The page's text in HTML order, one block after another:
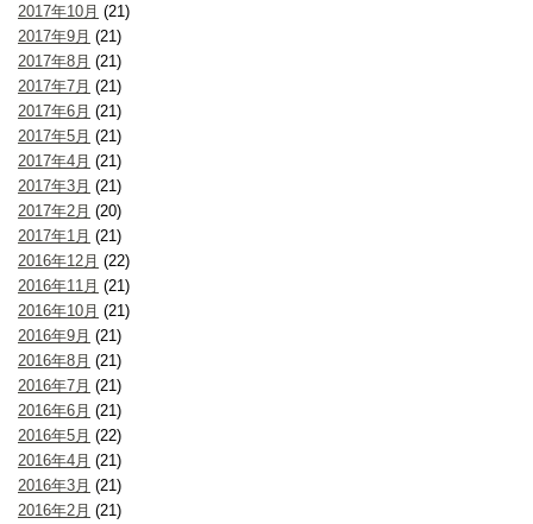
2017年10月 (21)
2017年9月 (21)
2017年8月 (21)
2017年7月 (21)
2017年6月 (21)
2017年5月 (21)
2017年4月 (21)
2017年3月 (21)
2017年2月 (20)
2017年1月 (21)
2016年12月 (22)
2016年11月 (21)
2016年10月 (21)
2016年9月 (21)
2016年8月 (21)
2016年7月 (21)
2016年6月 (21)
2016年5月 (22)
2016年4月 (21)
2016年3月 (21)
2016年2月 (21)